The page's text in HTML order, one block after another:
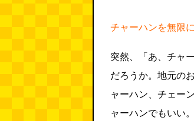
チャーハンを無限
突然、「あ、チャ
だろうか。地元の
ャーハン、チェー
ャーハンでもいい